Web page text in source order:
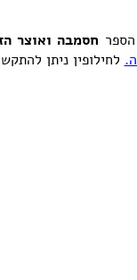
חסמבה ואוצר
לחילופין ניתן